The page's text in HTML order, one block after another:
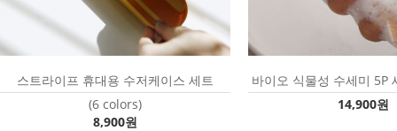
스트라이프 휴대용 수저케이스 세트
(6 colors)
8,900원
바이오 식물성 수세미 5P
14,900원